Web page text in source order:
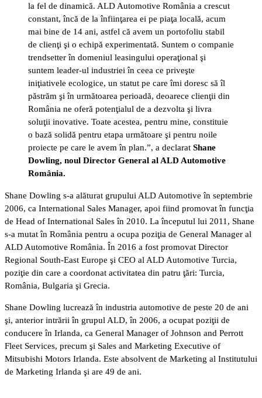
la fel de dinamică. ALD Automotive România a crescut
constant, încă de la înfiinţarea ei pe piaţa locală, acum
mai bine de 14 ani, astfel că avem un portofoliu stabil
de clienţi şi o echipă experimentată. Suntem o companie
trendsetter în domeniul leasingului operaţional şi
suntem leader-ul industriei în ceea ce priveşte
iniţiativele ecologice, un statut pe care îmi doresc să îl
păstrăm şi în următoarea perioadă, deoarece clienţii din
România ne oferă potenţialul de a dezvolta şi livra
soluţii inovative. Toate acestea, pentru mine, constituie
o bază solidă pentru etapa următoare şi pentru noile
proiecte pe care le avem în plan.”, a declarat Shane
Dowling, noul Director General al ALD Automotive
România.
Shane Dowling s-a alăturat grupului ALD Automotive în septembrie
2006, ca International Sales Manager, apoi fiind promovat în funcţia
de Head of International Sales în 2010. La începutul lui 2011, Shane
s-a mutat în România pentru a ocupa poziţia de General Manager al
ALD Automotive România. În 2016 a fost promovat Director
Regional South-East Europe şi CEO al ALD Automotive Turcia,
poziţie din care a coordonat activitatea din patru ţări: Turcia,
România, Bulgaria şi Grecia.
Shane Dowling lucrează în industria automotive de peste 20 de ani
şi, anterior intrării în grupul ALD, în 2006, a ocupat poziţii de
conducere în Irlanda, ca General Manager of Johnson and Perrott
Fleet Services, precum şi Sales and Marketing Executive of
Mitsubishi Motors Irlanda. Este absolvent de Marketing al Institutului
de Marketing Irlanda şi are 49 de ani.